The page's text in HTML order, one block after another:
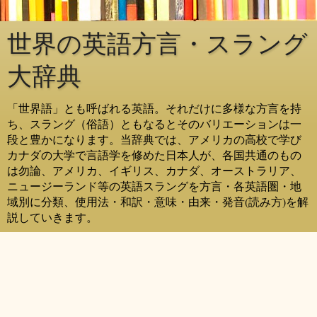
世界の英語方言・スラング
大辞典
「世界語」とも呼ばれる英語。それだけに多様な方言を持
ち、スラング（俗語）ともなるとそのバリエーションは一
段と豊かになります。当辞典では、アメリカの高校で学び
カナダの大学で言語学を修めた日本人が、各国共通のもの
は勿論、アメリカ、イギリス、カナダ、オーストラリア、
ニュージーランド等の英語スラングを方言・各英語圏・地
域別に分類、使用法・和訳・意味・由来・発音(読み方)を解
説していきます。